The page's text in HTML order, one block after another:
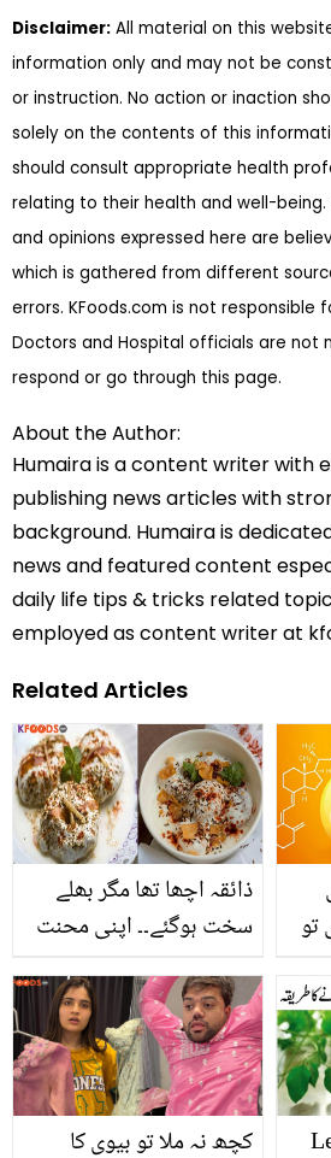
Disclaimer: All material on this
information only and may not be
or instruction. No action or inaction
solely on the contents of this
should consult appropriate health
relating to their health and well-
and opinions expressed here are
which is gathered from different
errors. KFoods.com is not responsible
Doctors and Hospital officials are not
respond or go through this page.
About the Author:
Humaira is a content writer with
publishing news articles with
background. Humaira is
news and featured content
daily life tips & tricks related
employed as content writer at
Related Articles
ذائقہ اچھا تھا مگر بھلے
سخت ہوگئے۔۔ اپنی محنت
یہ آسان سی ٹپ آزمائیں،
اور بنائیں دہی بھلے نرم و
ملائم
تو
کچھ نہ ملا تو بیوی کا